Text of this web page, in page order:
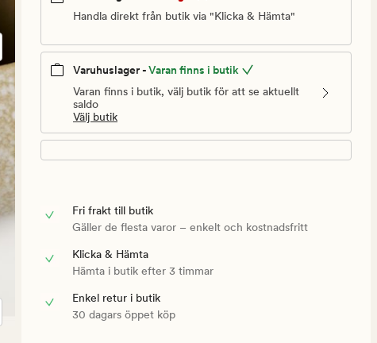
Handla direkt från butik via "Klicka & Hämta"
Varuhuslager -Varan finns i butik
Varan finns i butik, välj butik för att se aktuellt
saldo
Välj butik
Fri frakt till butik
Gäller de flesta varor – enkelt och kostnadsfritt
Klicka & Hämta
Hämta i butik efter 3 timmar
Enkel retur i butik
30 dagars öppet köp